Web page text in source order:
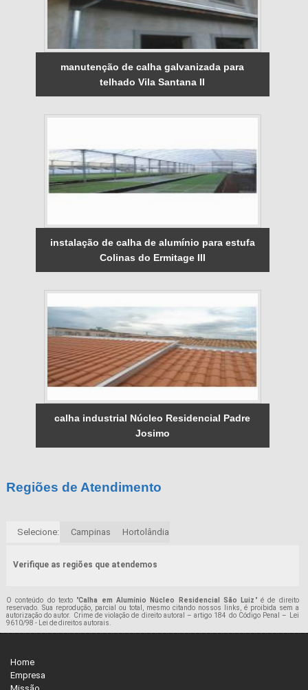
manutenção de calha galvanizada para
telhado Vila Santana II
instalação de calha de alumínio para estufa
Colinas do Ermitage III
calha industrial Núcleo Residencial Padre
Josimo
Regiões de Atendimento
Selecione: Campinas Hortolândia
Verifique as regiões que atendemos
O conteúdo do texto "Calha em Alumínio Núcleo Residencial São Luiz " é de direito
reservado. Sua reprodução, parcial ou total, mesmo citando nossos links, é proibida sem a
autorização do autor. Crime de violação de direito autoral – artigo 184 do Código Penal –
Lei
9610/98 - Lei de direitos autorais
Home
Empresa